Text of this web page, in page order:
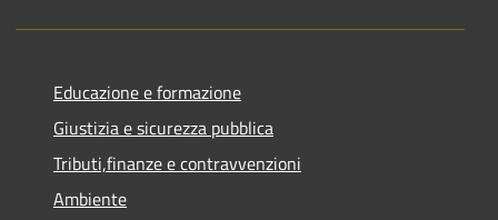
Educazione e formazione
Giustizia e sicurezza pubblica
Tributi,finanze e contravvenzioni
Ambiente